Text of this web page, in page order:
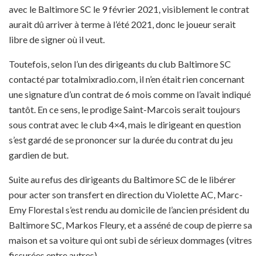
avec le Baltimore SC le 9 février 2021, visiblement le contrat
aurait dû arriver à terme à l’été 2021, donc le joueur serait
libre de signer où il veut.
Toutefois, selon l’un des dirigeants du club Baltimore SC
contacté par totalmixradio.com, il n’en était rien concernant
une signature d’un contrat de 6 mois comme on l’avait indiqué
tantôt. En ce sens, le prodige Saint-Marcois serait toujours
sous contrat avec le club 4×4, mais le dirigeant en question
s’est gardé de se prononcer sur la durée du contrat du jeu
gardien de but.
Suite au refus des dirigeants du Baltimore SC de le libérer
pour acter son transfert en direction du Violette AC, Marc-
Emy Florestal s’est rendu au domicile de l’ancien président du
Baltimore SC, Markos Fleury, et a asséné de coup de pierre sa
maison et sa voiture qui ont subi de sérieux dommages (vitres